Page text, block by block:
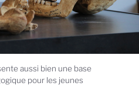
aussi bien une base
pour les jeunes